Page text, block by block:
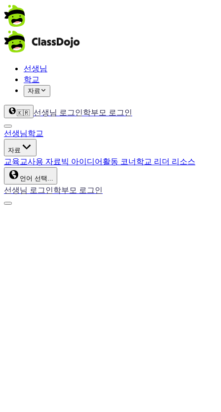
선생님
학교
자료
🇰🇷 선생님 로그인학부모 로그인
선생님학교
자료
교육교사용 자료빅 아이디어활동 코너학교 리더 리소스
언어 선택...
선생님 로그인학부모 로그인